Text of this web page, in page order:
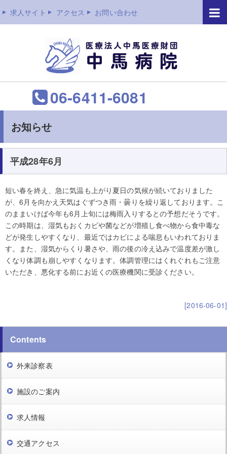
求人サイト アクセス お問い合わせ
06-6411-6081
お知らせ
平成28年6月
短い春を終え、急に気温も上がり夏日の気候が続いておりました
が、6月を向かえ天気はぐずつき雨・曇りを繰り返しております。こ
のままいけば今年も6月上旬には梅雨入りするとの予想だそうです。
この時期は、湿気もおくカビや菌などが増殖し食べ物から食中毒な
どが発生しやすくなり、最近ではカビによる喘息もいわれておりま
す。また、湿気からくり暑さや、雨の後の冷え込みで温度差が激し
くなり体調も崩しやすくなります。体調管理にはくれぐれもご注意
いただき、悪化する前にお近くの医療機関に受診ください。
[2016-06-01]
Contents
外来診察表
施設のご案内
求人情報
交通アクセス